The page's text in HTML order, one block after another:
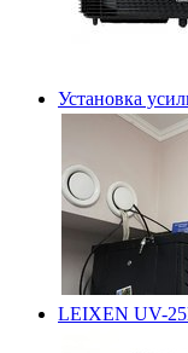
Установка
LEIXEN UV-